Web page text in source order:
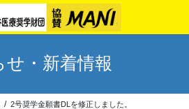
せ・新着情報
2号奨学金願書DLを修正しました。